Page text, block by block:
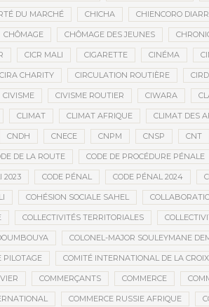
DU MARCHÉ CHICHA CHIENCORO
CHÔMAGE CHÔMAGE DES JEUNES
CICR MALI CIGARETTE CINÉMA
CIRA CHARITY CIRCULATION ROUTIÈRE
CIVISME CIVISME ROUTIER CIWARA
CLIMAT CLIMAT AFRIQUE CLIMAT DES
CNDH CNECE CNPM CNSP CNT
DE LA ROUTE CODE DE PROCÉDURE PÉNALE
2023 CODE PÉNAL CODE PÉNAL 2024
COHÉSION SOCIALE SAHEL
COLLECTIVITÉS TERRITORIALES
COLONEL-MAJOR SOULEYMANE
PILOTAGE COMITÉ INTERNATIONAL DE LA
COMMERÇANTS COMMERCE
COMMERCE RUSSIE AFRIQUE